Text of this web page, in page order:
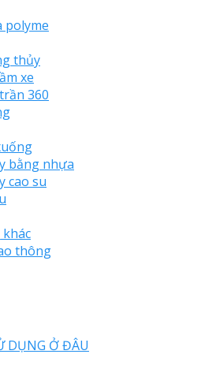
polyme
thủy
xe
360
bằng nhựa
cao su
thông
DỤNG Ở ĐÂU